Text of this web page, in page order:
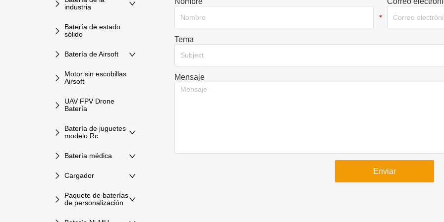
industria
Batería de estado
sólido
Batería de Airsoft
Motor sin escobillas
Airsoft
UAV FPV Drone
Batería
Batería de juguetes
modelo Rc
Batería médica
Cargador
Paquete de baterías
de personalización
*
Tema
Subject
Mensaje
Enviar